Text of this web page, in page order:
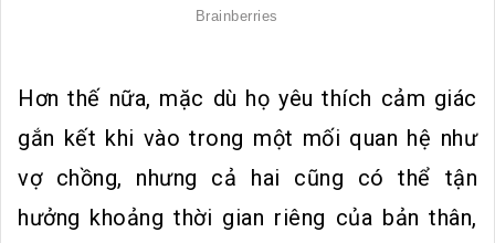
Hơn thế nữa, mặc dù họ yêu thích cảm giác
gắn kết khi vào trong một mối quan hệ như
vợ chồng, nhưng cả hai cũng có thể tận
hưởng khoảng thời gian riêng của bản thân,